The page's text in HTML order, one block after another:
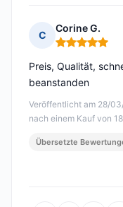
C
Corine G.
Hinweis: 5
Veröffentlicht am 28/
nach einem Kauf von
Preis, Qualität,
beanstanden
Übersetzte